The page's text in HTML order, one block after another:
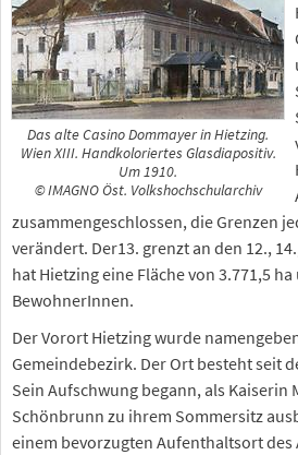
Das alte Casino Dommayer in Hietzing.
Wien XIII. Handkoloriertes Glasdiapositiv.
Um 1910.
© IMAGNO Öst. Volkshochschularchiv
zusammengeschlossen, die Grenzen
verändert. Der13. grenzt an den 12.,
hat Hietzing eine Fläche von 3.771,5 ha
BewohnerInnen.
Der Vorort Hietzing wurde
Gemeindebezirk. Der Ort besteht seit
Sein Aufschwung begann, als Kaiserin
Schönbrunn zu ihrem Sommersitz
einem bevorzugten Aufenthaltsort des